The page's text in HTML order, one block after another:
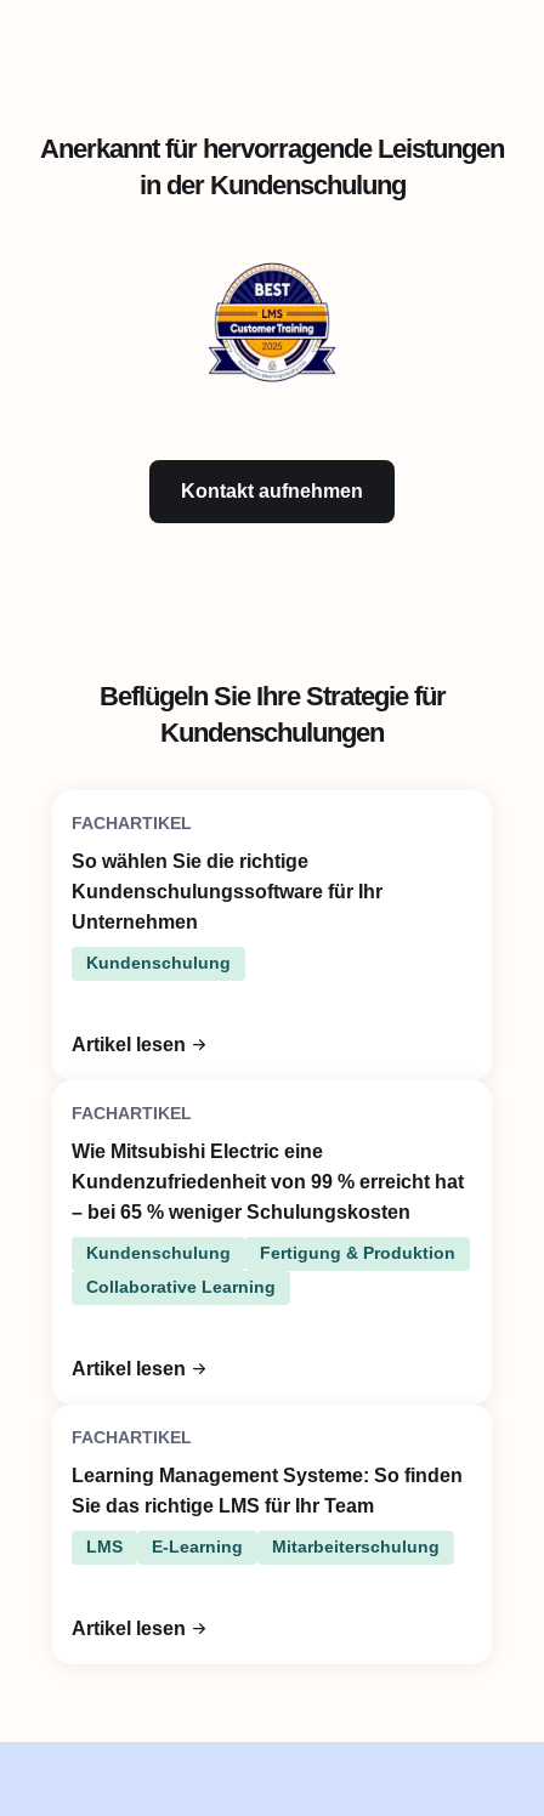
Anerkannt für hervorragende Leistungen
in der Kundenschulung
Kontakt aufnehmen
Beflügeln Sie Ihre Strategie für
Kundenschulungen
FACHARTIKEL
So wählen Sie die richtige
Kundenschulungssoftware für Ihr
Unternehmen
Kundenschulung
Artikel lesen
FACHARTIKEL
Wie Mitsubishi Electric eine
Kundenzufriedenheit von 99 % erreicht hat
– bei 65 % weniger Schulungskosten
Kundenschulung
Fertigung & Produktion
Collaborative Learning
Artikel lesen
FACHARTIKEL
Learning Management Systeme: So finden
Sie das richtige LMS für Ihr Team
LMS E-Learning Mitarbeiterschulung
Artikel lesen